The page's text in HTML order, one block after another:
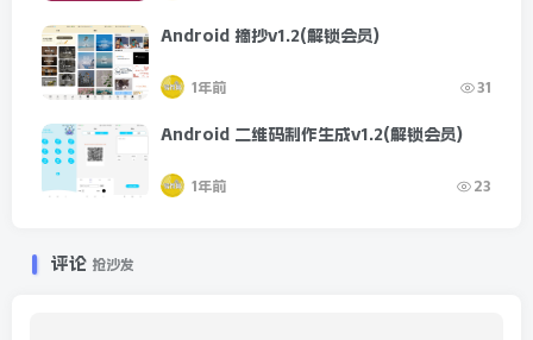
Android 摘抄v1.2(解锁会员)
1年前 31
Android 二维码制作生成v1.2(解锁会员)
1年前 23
评论 抢沙发